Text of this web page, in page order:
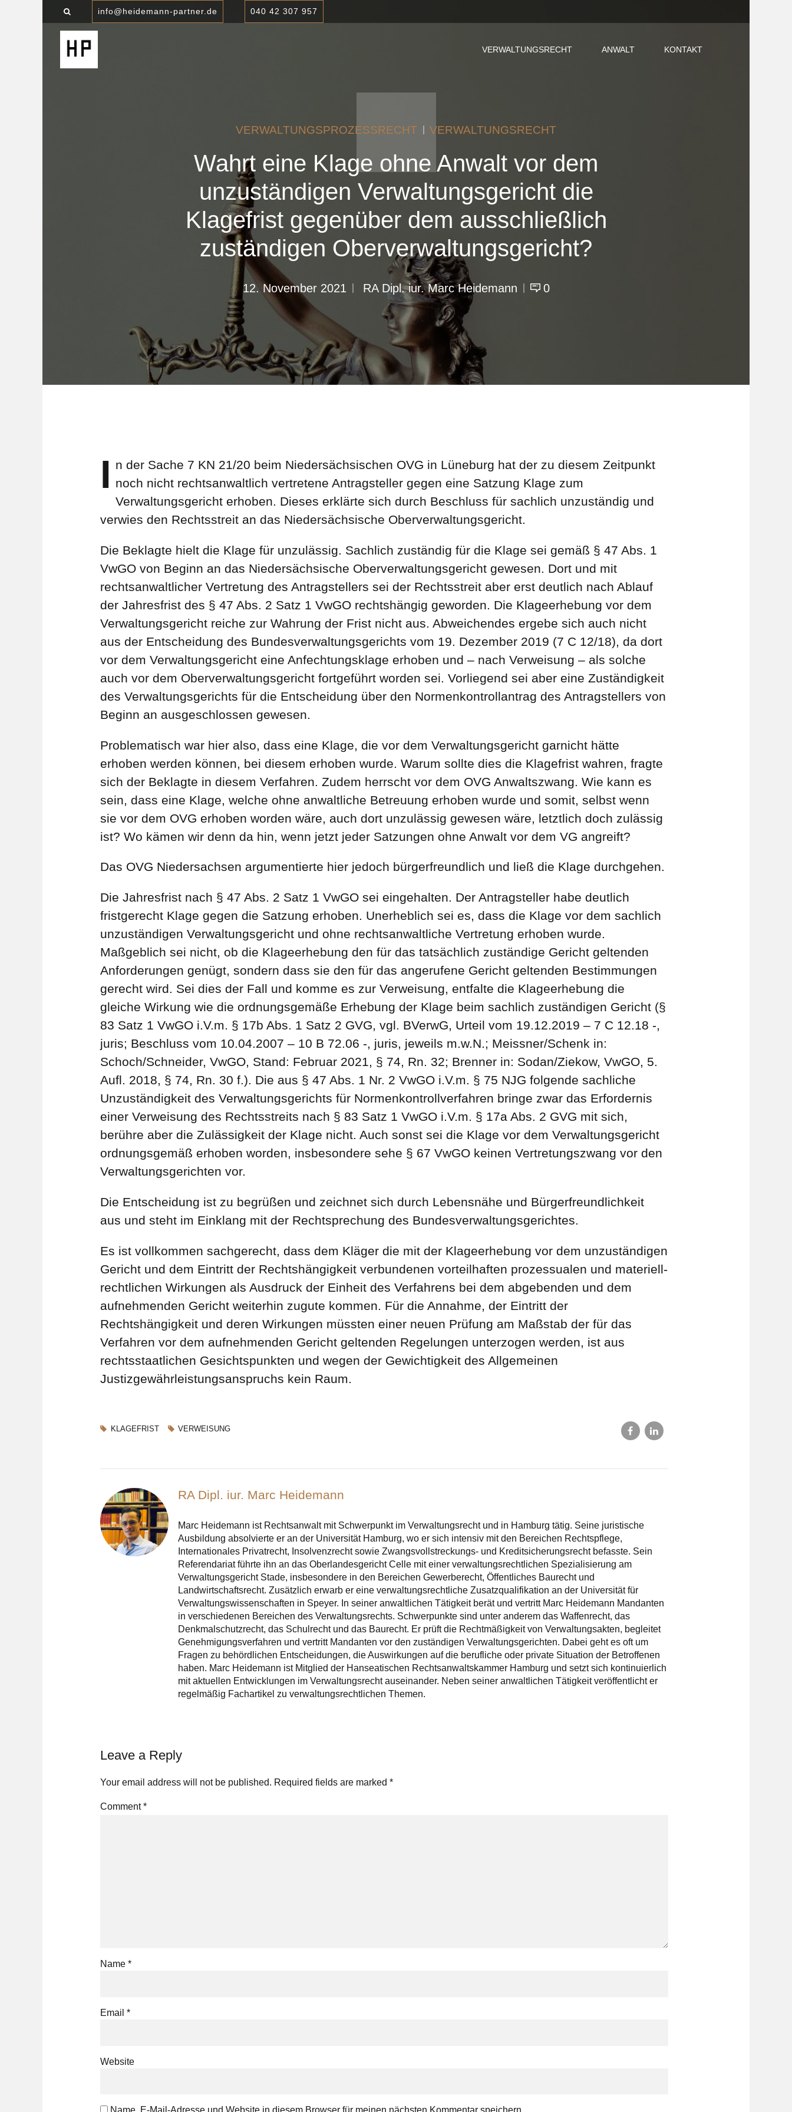
info@heidemann-partner.de 040 42 307 957
VERWALTUNGSRECHT ANWALT KONTAKT
VERWALTUNGSPROZESSRECHT VERWALTUNGSRECHT
Wahrt eine Klage ohne Anwalt vor dem
unzuständigen Verwaltungsgericht die
Klagefrist gegenüber dem ausschließlich
zuständigen Oberverwaltungsgericht?
12. November 2021 RA Dipl. iur. Marc Heidemann 0
I n der Sache 7 KN 21/20 beim Niedersächsischen OVG in Lüneburg hat der zu diesem Zeitpunkt
noch nicht rechtsanwaltlich vertretene Antragsteller gegen eine Satzung Klage zum
Verwaltungsgericht erhoben. Dieses erklärte sich durch Beschluss für sachlich unzuständig und
verwies den Rechtsstreit an das Niedersächsische Oberverwaltungsgericht.
Die Beklagte hielt die Klage für unzulässig. Sachlich zuständig für die Klage sei gemäß § 47 Abs. 1
VwGO von Beginn an das Niedersächsische Oberverwaltungsgericht gewesen. Dort und mit
rechtsanwaltlicher Vertretung des Antragstellers sei der Rechtsstreit aber erst deutlich nach Ablauf
der Jahresfrist des § 47 Abs. 2 Satz 1 VwGO rechtshängig geworden. Die Klageerhebung vor dem
Verwaltungsgericht reiche zur Wahrung der Frist nicht aus. Abweichendes ergebe sich auch nicht
aus der Entscheidung des Bundesverwaltungsgerichts vom 19. Dezember 2019 (7 C 12/18), da dort
vor dem Verwaltungsgericht eine Anfechtungsklage erhoben und – nach Verweisung – als solche
auch vor dem Oberverwaltungsgericht fortgeführt worden sei. Vorliegend sei aber eine Zuständigkeit
des Verwaltungsgerichts für die Entscheidung über den Normenkontrollantrag des Antragstellers von
Beginn an ausgeschlossen gewesen.
Problematisch war hier also, dass eine Klage, die vor dem Verwaltungsgericht garnicht hätte
erhoben werden können, bei diesem erhoben wurde. Warum sollte dies die Klagefrist wahren, fragte
sich der Beklagte in diesem Verfahren. Zudem herrscht vor dem OVG Anwaltszwang. Wie kann es
sein, dass eine Klage, welche ohne anwaltliche Betreuung erhoben wurde und somit, selbst wenn
sie vor dem OVG erhoben worden wäre, auch dort unzulässig gewesen wäre, letztlich doch zulässig
ist? Wo kämen wir denn da hin, wenn jetzt jeder Satzungen ohne Anwalt vor dem VG angreift?
Das OVG Niedersachsen argumentierte hier jedoch bürgerfreundlich und ließ die Klage durchgehen.
Die Jahresfrist nach § 47 Abs. 2 Satz 1 VwGO sei eingehalten. Der Antragsteller habe deutlich
fristgerecht Klage gegen die Satzung erhoben. Unerheblich sei es, dass die Klage vor dem sachlich
unzuständigen Verwaltungsgericht und ohne rechtsanwaltliche Vertretung erhoben wurde.
Maßgeblich sei nicht, ob die Klageerhebung den für das tatsächlich zuständige Gericht geltenden
Anforderungen genügt, sondern dass sie den für das angerufene Gericht geltenden Bestimmungen
gerecht wird. Sei dies der Fall und komme es zur Verweisung, entfalte die Klageerhebung die
gleiche Wirkung wie die ordnungsgemäße Erhebung der Klage beim sachlich zuständigen Gericht (§
83 Satz 1 VwGO i.V.m. § 17b Abs. 1 Satz 2 GVG, vgl. BVerwG, Urteil vom 19.12.2019 – 7 C 12.18 -,
juris; Beschluss vom 10.04.2007 – 10 B 72.06 -, juris, jeweils m.w.N.; Meissner/Schenk in:
Schoch/Schneider, VwGO, Stand: Februar 2021, § 74, Rn. 32; Brenner in: Sodan/Ziekow, VwGO, 5.
Aufl. 2018, § 74, Rn. 30 f.). Die aus § 47 Abs. 1 Nr. 2 VwGO i.V.m. § 75 NJG folgende sachliche
Unzuständigkeit des Verwaltungsgerichts für Normenkontrollverfahren bringe zwar das Erfordernis
einer Verweisung des Rechtsstreits nach § 83 Satz 1 VwGO i.V.m. § 17a Abs. 2 GVG mit sich,
berühre aber die Zulässigkeit der Klage nicht. Auch sonst sei die Klage vor dem Verwaltungsgericht
ordnungsgemäß erhoben worden, insbesondere sehe § 67 VwGO keinen Vertretungszwang vor den
Verwaltungsgerichten vor.
Die Entscheidung ist zu begrüßen und zeichnet sich durch Lebensnähe und Bürgerfreundlichkeit
aus und steht im Einklang mit der Rechtsprechung des Bundesverwaltungsgerichtes.
Es ist vollkommen sachgerecht, dass dem Kläger die mit der Klageerhebung vor dem unzuständigen
Gericht und dem Eintritt der Rechtshängigkeit verbundenen vorteilhaften prozessualen und materiell-
rechtlichen Wirkungen als Ausdruck der Einheit des Verfahrens bei dem abgebenden und dem
aufnehmenden Gericht weiterhin zugute kommen. Für die Annahme, der Eintritt der
Rechtshängigkeit und deren Wirkungen müssten einer neuen Prüfung am Maßstab der für das
Verfahren vor dem aufnehmenden Gericht geltenden Regelungen unterzogen werden, ist aus
rechtsstaatlichen Gesichtspunkten und wegen der Gewichtigkeit des Allgemeinen
Justizgewährleistungsanspruchs kein Raum.
KLAGEFRIST VERWEISUNG
RA Dipl. iur. Marc Heidemann
Marc Heidemann ist Rechtsanwalt mit Schwerpunkt im Verwaltungsrecht und in Hamburg tätig. Seine juristische
Ausbildung absolvierte er an der Universität Hamburg, wo er sich intensiv mit den Bereichen Rechtspflege,
Internationales Privatrecht, Insolvenzrecht sowie Zwangsvollstreckungs- und Kreditsicherungsrecht befasste. Sein
Referendariat führte ihn an das Oberlandesgericht Celle mit einer verwaltungsrechtlichen Spezialisierung am
Verwaltungsgericht Stade, insbesondere in den Bereichen Gewerberecht, Öffentliches Baurecht und
Landwirtschaftsrecht. Zusätzlich erwarb er eine verwaltungsrechtliche Zusatzqualifikation an der Universität für
Verwaltungswissenschaften in Speyer. In seiner anwaltlichen Tätigkeit berät und vertritt Marc Heidemann Mandanten
in verschiedenen Bereichen des Verwaltungsrechts. Schwerpunkte sind unter anderem das Waffenrecht, das
Denkmalschutzrecht, das Schulrecht und das Baurecht. Er prüft die Rechtmäßigkeit von Verwaltungsakten, begleitet
Genehmigungsverfahren und vertritt Mandanten vor den zuständigen Verwaltungsgerichten. Dabei geht es oft um
Fragen zu behördlichen Entscheidungen, die Auswirkungen auf die berufliche oder private Situation der Betroffenen
haben. Marc Heidemann ist Mitglied der Hanseatischen Rechtsanwaltskammer Hamburg und setzt sich kontinuierlich
mit aktuellen Entwicklungen im Verwaltungsrecht auseinander. Neben seiner anwaltlichen Tätigkeit veröffentlicht er
regelmäßig Fachartikel zu verwaltungsrechtlichen Themen.
Leave a Reply
Your email address will not be published. Required fields are marked *
Comment*
Name *
Email *
Website